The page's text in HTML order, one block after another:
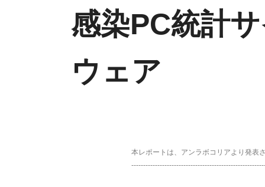
感染PC統計
ウェア
本レポートは、アンラボコリアより発表